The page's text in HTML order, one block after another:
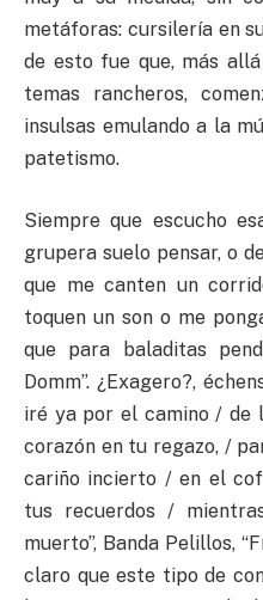
metáforas: cursilería en
de esto fue que, más
temas rancheros,
insulsas emulando a la
patetismo.
Siempre que escucho
grupera suelo pensar, o
que me canten un
toquen un son o me
que para baladitas
Domm”. ¿Exagero?,
iré ya por el camino / de
corazón en tu regazo, /
cariño incierto / en el
tus recuerdos /
muerto”, Banda Pelillos,
claro que este tipo de